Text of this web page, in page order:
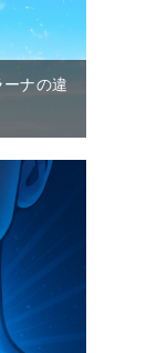
ナの違